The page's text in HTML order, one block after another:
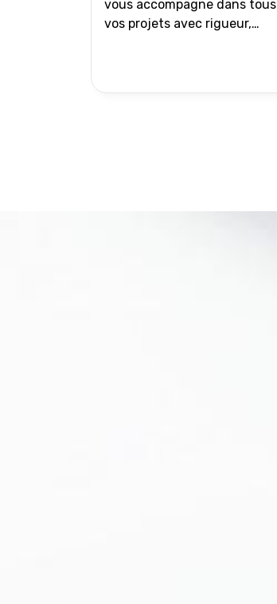
vous accompagne dans tous
vos projets avec rigueur,